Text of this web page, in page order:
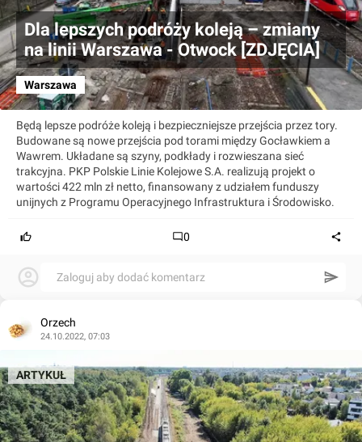
Dla lepszych podróży koleją – zmiany
na linii Warszawa - Otwock [ZDJĘCIA]
Warszawa
Będą lepsze podróże koleją i bezpieczniejsze przejścia przez tory.
Budowane są nowe przejścia pod torami między Gocławkiem a
Wawrem. Układane są szyny, podkłady i rozwieszana sieć
trakcyjna. PKP Polskie Linie Kolejowe S.A. realizują projekt o
wartości 422 mln zł netto, finansowany z udziałem funduszy
unijnych z Programu Operacyjnego Infrastruktura i Środowisko.
0
Zaloguj aby dodać komentarz
Orzech
24.10.2022, 07:03
ARTYKUŁ